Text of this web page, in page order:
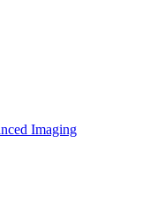
Imaging